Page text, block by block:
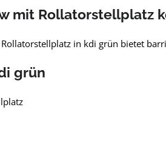
mit Rollatorstellplatz
in kdi grün bietet
grün